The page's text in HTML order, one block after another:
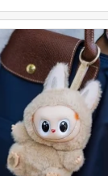
sport w Polsce:
jeszcze szybciej.
za te pieniądze i